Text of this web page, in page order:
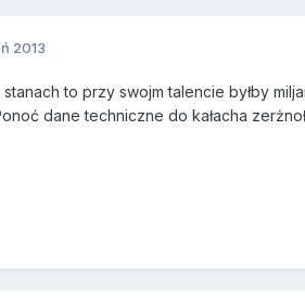
2013
to przy swojm talencie byłby
dane techniczne do kałacha